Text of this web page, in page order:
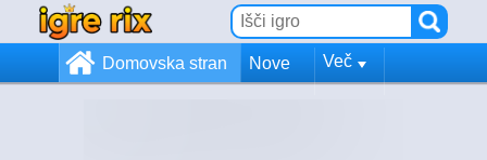
Domovska stran Nove Več